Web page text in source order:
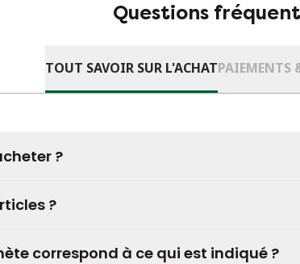
Questions
TOUT SAVOIR SUR L'ACHATPAIEMENTS
?
?
correspond à ce qui est indiqué ?